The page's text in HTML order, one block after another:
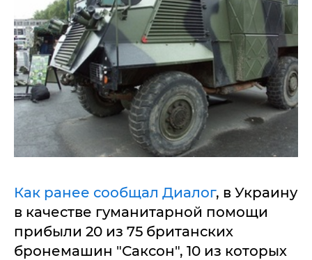
Как ранее сообщал Диалог, в Украину
в качестве гуманитарной помощи
прибыли 20 из 75 британских
бронемашин "Саксон", 10 из которых